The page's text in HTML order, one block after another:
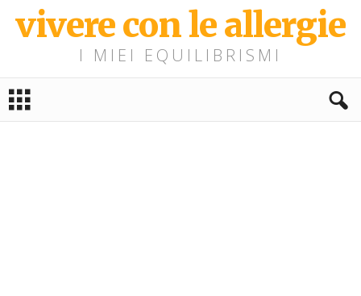
vivere con le allergie
I MIEI EQUILIBRISMI